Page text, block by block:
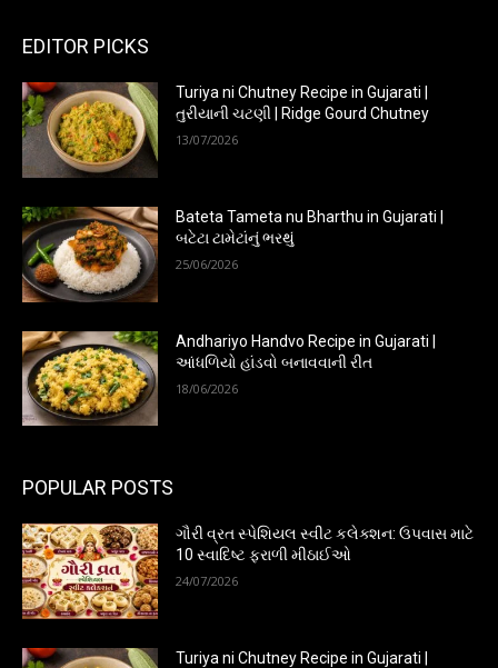
EDITOR PICKS
Turiya ni Chutney Recipe in Gujarati |
તુરીયાની ચટણી | Ridge Gourd Chutney
13/07/2026
Bateta Tameta nu Bharthu in Gujarati |
બટેટા ટામેટાંનું ભરથું
25/06/2026
Andhariyo Handvo Recipe in Gujarati |
આંધળિયો હાંડવો બનાવવાની રીત
18/06/2026
POPULAR POSTS
ગૌરી વ્રત સ્પેશિયલ સ્વીટ કલેક્શન: ઉપવાસ માટે
10 સ્વાદિષ્ટ ફરાળી મીઠાઈઓ
24/07/2026
Turiya ni Chutney Recipe in Gujarati |